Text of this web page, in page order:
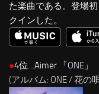
た楽曲である。登場
クインした。
●4位…Aimer 「ONE 」
(アルバム: ONE / 花の